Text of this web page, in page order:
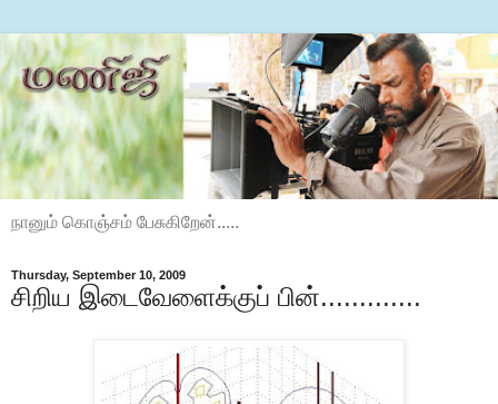
நானும் கொஞ்சம் பேசுகிறேன்.....
Thursday, September 10, 2009
சிறிய இடைவேளைக்குப் பின்.............